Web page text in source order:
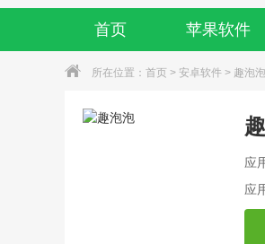
首页 苹果软件
所在位置： 首页 > 安卓软件 > 趣泡泡
应
应